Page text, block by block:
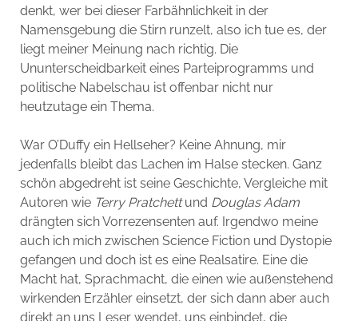
denkt, wer bei dieser Farbähnlichkeit in der
Namensgebung die Stirn runzelt, also ich tue es, der
liegt meiner Meinung nach richtig. Die
Ununterscheidbarkeit eines Parteiprogramms und
politische Nabelschau ist offenbar nicht nur
heutzutage ein Thema.
War O’Duffy ein Hellseher? Keine Ahnung, mir
jedenfalls bleibt das Lachen im Halse stecken. Ganz
schön abgedreht ist seine Geschichte, Vergleiche mit
Autoren wie Terry Pratchettund Douglas Adam
drängten sich Vorrezensenten auf. Irgendwo meine
auch ich mich zwischen Science Fiction und Dystopie
gefangen und doch ist es eine Realsatire. Eine die
Macht hat, Sprachmacht, die einen wie außenstehend
wirkenden Erzähler einsetzt, der sich dann aber auch
direkt an uns Leser wendet, uns einbindet, die